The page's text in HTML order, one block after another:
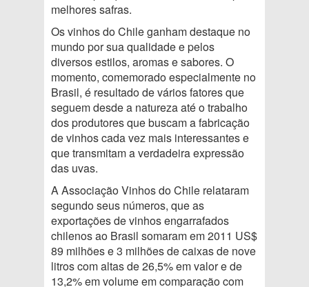
melhores safras.
Os vinhos do Chile ganham destaque no
mundo por sua qualidade e pelos
diversos estilos, aromas e sabores. O
momento, comemorado especialmente no
Brasil, é resultado de vários fatores que
seguem desde a natureza até o trabalho
dos produtores que buscam a fabricação
de vinhos cada vez mais interessantes e
que transmitam a verdadeira expressão
das uvas.
A Associação Vinhos do Chile relataram
segundo seus números, que as
exportações de vinhos engarrafados
chilenos ao Brasil somaram em 2011 US$
89 milhões e 3 milhões de caixas de nove
litros com altas de 26,5% em valor e de
13,2% em volume em comparação com